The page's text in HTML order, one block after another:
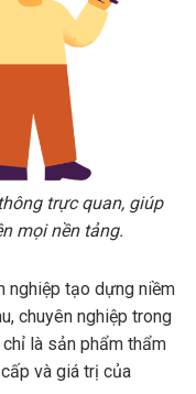
trực quan, giúp
mọi nền tảng.
nghiệp tạo dựng niềm
chuyên nghiệp trong
là sản phẩm thẩm
và giá trị của